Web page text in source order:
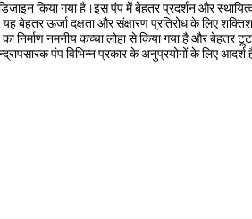
किया गया है।इस पंप में बेहतर प्रदर्शन और
ऊर्जा दक्षता और संक्षारण प्रतिरोध के लिए
निर्माण नमनीय कच्चा लोहा से किया गया है और बेहतर
पंप विभिन्न प्रकार के अनुप्रयोगों के लिए आदर्श